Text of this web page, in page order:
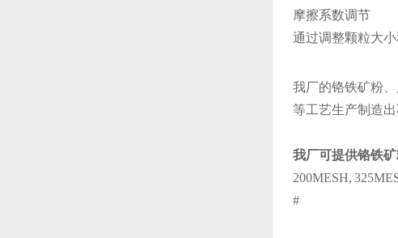
摩擦系数调节
通过调整颗粒大
我厂的铬铁矿粉
等工艺生产制造
我厂可提供铬铁矿
200MESH,
#